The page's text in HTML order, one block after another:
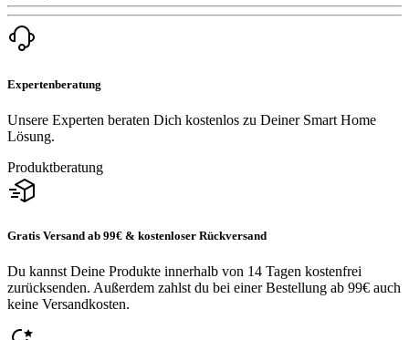
Expertenberatung
Unsere Experten beraten Dich kostenlos zu Deiner Smart Home
Lösung.
Produktberatung
Gratis Versand ab 99€ & kostenloser Rückversand
Du kannst Deine Produkte innerhalb von 14 Tagen kostenfrei
zurücksenden. Außerdem zahlst du bei einer Bestellung ab 99€ auch
keine Versandkosten.